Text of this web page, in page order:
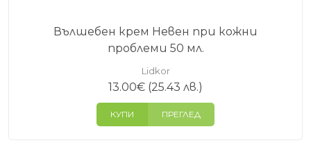
Вълшебен крем Невен при кожни
проблеми 50 мл.
Lidkor
13.00€ (25.43 лв.)
КУПИ ПРЕГЛЕД